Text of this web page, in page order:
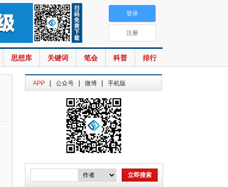
思想库 关键词 笔会 科普 排行
登录
注册
APP | 公众号 | 微博 | 手机版